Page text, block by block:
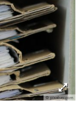
© pixabay.com